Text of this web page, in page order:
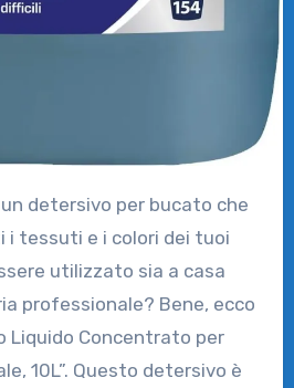
i tessuti e i colori dei tuoi
utilizzato sia a casa
professionale? Bene, ecco
Liquido Concentrato per
10L”. Questo detersivo è